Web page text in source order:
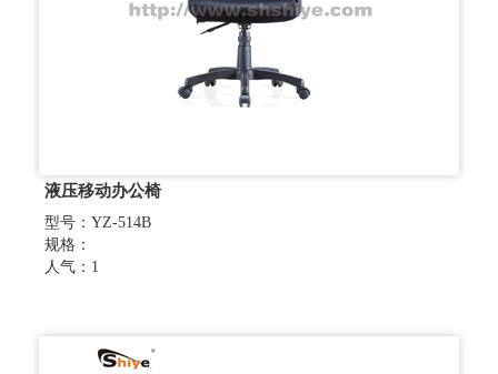
液压移动办公椅
型号：YZ-514B
规格：
人气：1